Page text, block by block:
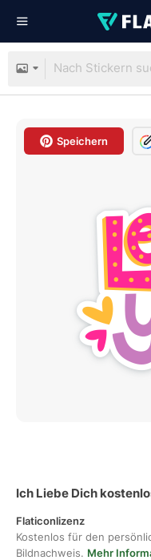
Speichern
Ich Liebe Dich
Flaticonlizenz
Kostenlos für den
Bildnachweis. Mehr